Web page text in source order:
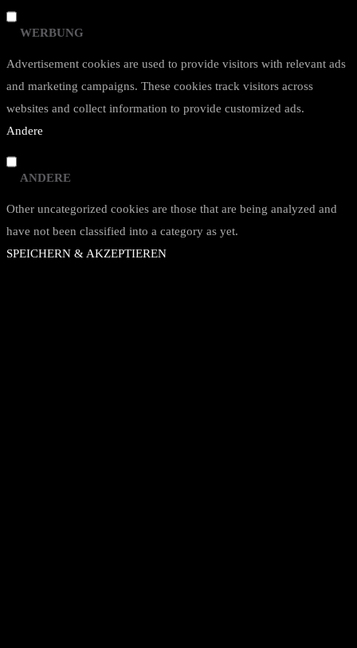
WERBUNG
Advertisement cookies are used to provide visitors with relevant ads
and marketing campaigns. These cookies track visitors across
websites and collect information to provide customized ads.
Andere
ANDERE
Other uncategorized cookies are those that are being analyzed and
have not been classified into a category as yet.
SPEICHERN & AKZEPTIEREN